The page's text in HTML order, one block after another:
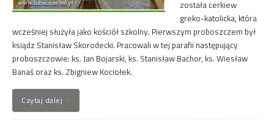
została cerkiew
greko-katolicka, która
wcześniej służyła jako kościół szkolny. Pierwszym proboszczem był
ksiądz Stanisław Skorodecki. Pracowali w tej parafii następujący
proboszczowie: ks. Jan Bojarski, ks. Stanisław Bachor, ks. Wiesław
Banaś oraz ks. Zbigniew Kociołek.
Czytaj dalej